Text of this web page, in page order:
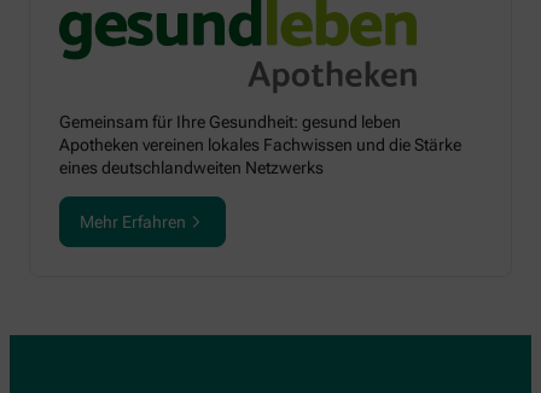
Gemeinsam für Ihre Gesundheit: gesund leben
Apotheken vereinen lokales Fachwissen und die Stärke
eines deutschlandweiten Netzwerks
Mehr Erfahren